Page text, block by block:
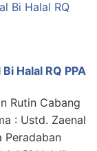
Halal RQ PPA
Rutin Cabang
: Ustd. Zaenal
Peradaban